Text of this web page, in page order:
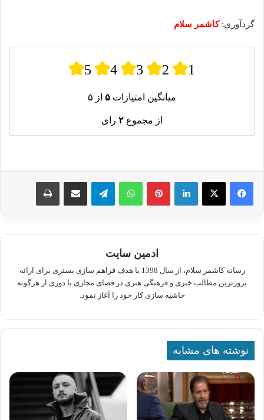
گردآوری:کاشمر سلام
5 4 3 2 1
میانگین امتیازات ۵ از ۵
از مجموع ۲ رای
لینکدین پینترستواتس آپ تلگرام اشتراک گذاری از طریق ایمیل چاپ
ادمین سایت
رسانه کاشمر سلام، از سال 1398 با هدف فراهم سازی بستری برای ارائه
بروزترین مطالب خبری و فرهنگی هنری در فضای مجازی با دوری از هرگونه
حاشیه سازی کار خود را آغاز نمود.
نوشته های مشابه